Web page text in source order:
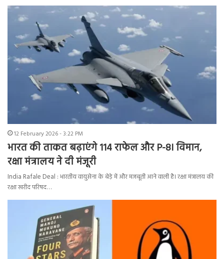
12 February 2026 - 3:22 PM
भारत की ताकत बढ़ाएंगे 114 राफेल और P-8I विमान,
रक्षा मंत्रालय ने दी मंजूरी
India Rafale Deal : भारतीय वायुसेना के बेड़े में और मजबूती आने वाली है। रक्षा मंत्रालय की
रक्षा खरीद परिषद…